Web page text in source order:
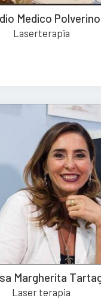
Medico Polverino
Laserterapia
Margherita
Laser terapia